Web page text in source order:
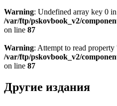
Warning: Undefined array key 0 in
/var/ftp/pskovbook_v2/
on line 87
Warning: Attempt to read
/var/ftp/pskovbook_v2/
on line 87
Другие издания